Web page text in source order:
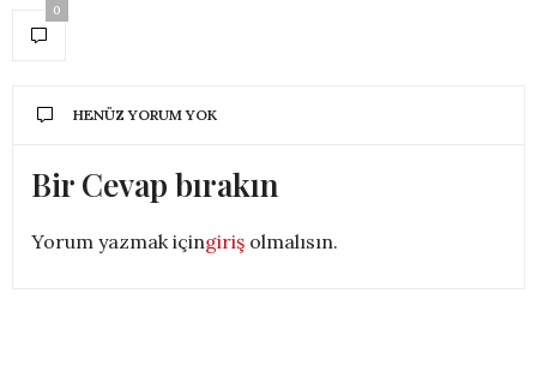
0
HENÜZ YORUM YOK
Bir Cevap bırakın
Yorum yazmak içingiriş olmalısın.